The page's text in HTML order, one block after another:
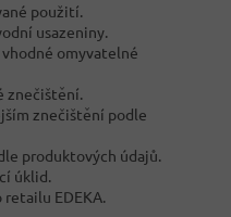
použití.
usazeniny.
vhodné omyvatelné
znečištění.
znečištění podle
produktových údajů.
úklid.
retailu EDEKA.